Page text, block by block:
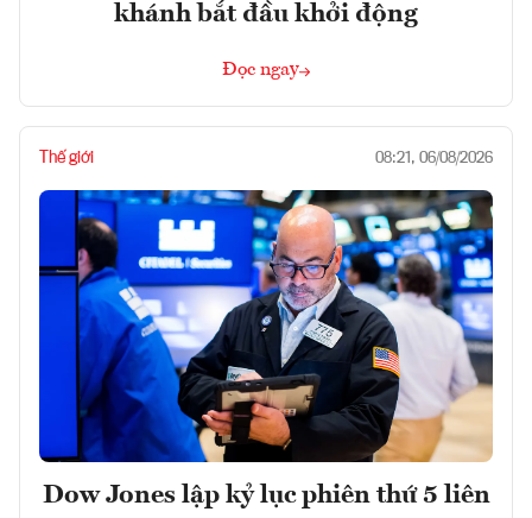
khánh bắt đầu khởi động
Đọc ngay
Thế giới 08:21, 06/08/2026
Dow Jones lập kỷ lục phiên thứ 5 liên